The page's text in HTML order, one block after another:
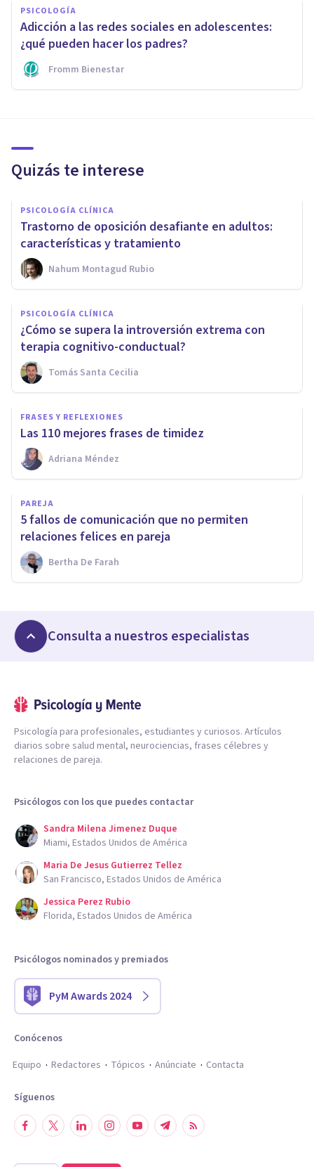
PSICOLOGÍA
Adicción a las redes sociales en adolescentes:
¿qué pueden hacer los padres?
Fromm Bienestar
Quizás te interese
PSICOLOGÍA CLÍNICA
Trastorno de oposición desafiante en adultos:
características y tratamiento
Nahum Montagud Rubio
PSICOLOGÍA CLÍNICA
¿Cómo se supera la introversión extrema con
terapia cognitivo-conductual?
Tomás Santa Cecilia
FRASES Y REFLEXIONES
Las 110 mejores frases de timidez
Adriana Méndez
PAREJA
5 fallos de comunicación que no permiten
relaciones felices en pareja
Bertha De Farah
Consulta a nuestros especialistas
Psicología para profesionales, estudiantes y curiosos. Artículos
diarios sobre salud mental, neurociencias, frases célebres y
relaciones de pareja.
Psicólogos con los que puedes contactar
Sandra Milena Jimenez Duque
Miami, Estados Unidos de América
Maria De Jesus Gutierrez Tellez
San Francisco, Estados Unidos de América
Jessica Perez Rubio
Florida, Estados Unidos de América
Psicólogos nominados y premiados
PyM Awards 2024
Conócenos
Equipo
Redactores Tópicos Anúnciate Contacta
Síguenos